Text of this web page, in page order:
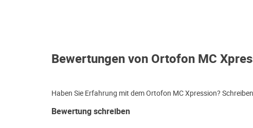
Bewertungen von Ortofon MC
Haben Sie Erfahrung mit dem Ortofon MC Xpression?
Bewertung schreiben